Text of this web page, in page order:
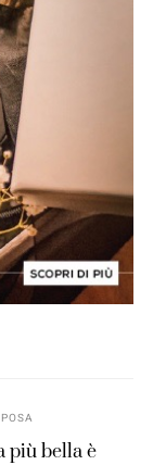
più bella è